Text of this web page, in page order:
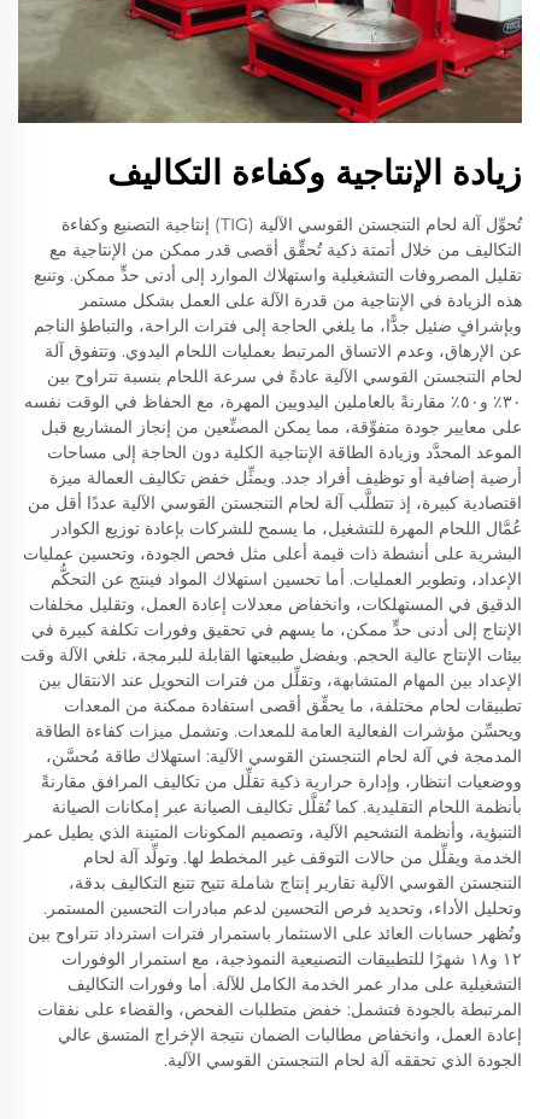
زيادة الإنتاجية وكفاءة التكاليف
تُحوِّل آلة لحام التنجستن القوسي الآلية (TIG) إنتاجية التصنيع وكفاءة
التكاليف من خلال أتمتة ذكية تُحقِّق أقصى قدر ممكن من الإنتاجية مع
تقليل المصروفات التشغيلية واستهلاك الموارد إلى أدنى حدٍّ ممكن. وتنبع
هذه الزيادة في الإنتاجية من قدرة الآلة على العمل بشكل مستمر
وبإشرافٍ ضئيل جدًّا، ما يلغي الحاجة إلى فترات الراحة، والتباطؤ الناجم
عن الإرهاق، وعدم الاتساق المرتبط بعمليات اللحام اليدوي. وتتفوق آلة
لحام التنجستن القوسي الآلية عادةً في سرعة اللحام بنسبة تتراوح بين
٣٠٪ و٥٠٪ مقارنةً بالعاملين اليدويين المهرة، مع الحفاظ في الوقت نفسه
على معايير جودة متفوِّقة، مما يمكن المصنِّعين من إنجاز المشاريع قبل
الموعد المحدَّد وزيادة الطاقة الإنتاجية الكلية دون الحاجة إلى مساحات
أرضية إضافية أو توظيف أفراد جدد. ويمثِّل خفض تكاليف العمالة ميزة
اقتصادية كبيرة، إذ تتطلَّب آلة لحام التنجستن القوسي الآلية عددًا أقل من
عُمَّال اللحام المهرة للتشغيل، ما يسمح للشركات بإعادة توزيع الكوادر
البشرية على أنشطة ذات قيمة أعلى مثل فحص الجودة، وتحسين عمليات
الإعداد، وتطوير العمليات. أما تحسين استهلاك المواد فينتج عن التحكُّم
الدقيق في المستهلكات، وانخفاض معدلات إعادة العمل، وتقليل مخلفات
الإنتاج إلى أدنى حدٍّ ممكن، ما يسهم في تحقيق وفورات تكلفة كبيرة في
بيئات الإنتاج عالية الحجم. وبفضل طبيعتها القابلة للبرمجة، تلغي الآلة وقت
الإعداد بين المهام المتشابهة، وتقلِّل من فترات التحويل عند الانتقال بين
تطبيقات لحام مختلفة، ما يحقِّق أقصى استفادة ممكنة من المعدات
ويحسِّن مؤشرات الفعالية العامة للمعدات. وتشمل ميزات كفاءة الطاقة
المدمجة في آلة لحام التنجستن القوسي الآلية: استهلاك طاقة مُحسَّن،
ووضعيات انتظار، وإدارة حرارية ذكية تقلِّل من تكاليف المرافق مقارنةً
بأنظمة اللحام التقليدية. كما تُقلَّل تكاليف الصيانة عبر إمكانات الصيانة
التنبؤية، وأنظمة التشحيم الآلية، وتصميم المكونات المتينة الذي يطيل عمر
الخدمة ويقلِّل من حالات التوقف غير المخطط لها. وتولِّد آلة لحام
التنجستن القوسي الآلية تقارير إنتاج شاملة تتيح تتبع التكاليف بدقة،
وتحليل الأداء، وتحديد فرص التحسين لدعم مبادرات التحسين المستمر.
وتُظهر حسابات العائد على الاستثمار باستمرار فترات استرداد تتراوح بين
١٢ و١٨ شهرًا للتطبيقات التصنيعية النموذجية، مع استمرار الوفورات
التشغيلية على مدار عمر الخدمة الكامل للآلة. أما وفورات التكاليف
المرتبطة بالجودة فتشمل: خفض متطلبات الفحص، والقضاء على نفقات
إعادة العمل، وانخفاض مطالبات الضمان نتيجة الإخراج المتسق عالي
الجودة الذي تحققه آلة لحام التنجستن القوسي الآلية.